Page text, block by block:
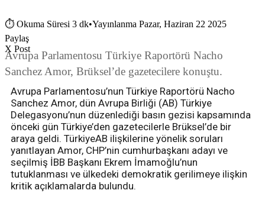
⏱ Okuma Süresi 3 dk•Yayınlanma Pazar, Haziran 22 2025
Paylaş
X Post
Avrupa Parlamentosu Türkiye Raportörü Nacho
Sanchez Amor, Brüksel’de gazetecilere konuştu.
Avrupa Parlamentosu’nun Türkiye Raportörü Nacho
Sanchez Amor, dün Avrupa Birliği (AB) Türkiye
Delegasyonu’nun düzenlediği basın gezisi kapsamında
önceki gün Türkiye’den gazetecilerle Brüksel’de bir
araya geldi. TürkiyeAB ilişkilerine yönelik soruları
yanıtlayan Amor, CHP’nin cumhurbaşkanı adayı ve
seçilmiş İBB Başkanı Ekrem İmamoğlu’nun
tutuklanması ve ülkedeki demokratik gerilimeye ilişkin
kritik açıklamalarda bulundu.